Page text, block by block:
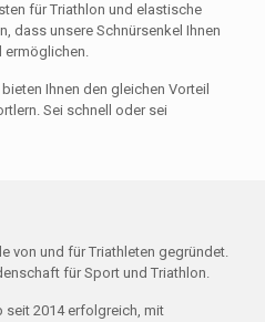
für Triathlon und elastische
dass unsere Schnürsenkel Ihnen
ermöglichen.
Ihnen den gleichen Vorteil
Sei schnell oder sei
von und für Triathleten gegründet.
für Sport und Triathlon.
seit 2014 erfolgreich, mit